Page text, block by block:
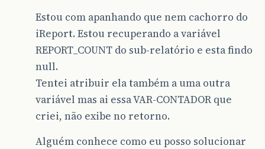
Estou com apanhando que nem cachorro do
iReport. Estou recuperando a variável
REPORT_COUNT do sub-relatório e esta findo
null.
Tentei atribuir ela também a uma outra
variável mas ai essa VAR-CONTADOR que
criei, não exibe no retorno.
Alguém conhece como eu posso solucionar